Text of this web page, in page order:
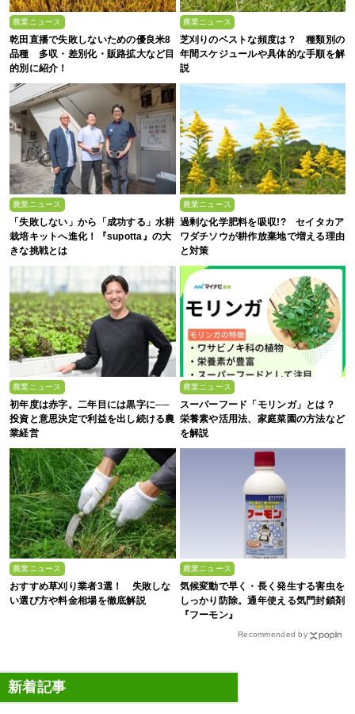
農業ニュース
乾田直播で失敗しないための優良米8
品種 多収・差別化・販路拡大など目
的別に紹介！
農業ニュース
芝刈りのベストな頻度は？ 種類別の
年間スケジュールや具体的な手順を解
説
農業ニュース
「失敗しない」から「成功する」水耕
栽培キットへ進化！『supotta』の大
きな挑戦とは
農業ニュース
過剰な化学肥料を吸収!? セイタカア
ワダチソウが耕作放棄地で増える理由
と対策
農業ニュース
初年度は赤字。二年目には黒字に──
投資と意思決定で利益を出し続ける農
業経営
農業ニュース
スーパーフード「モリンガ」とは？
栄養素や活用法、家庭菜園の方法など
を解説
農業ニュース
おすすめ草刈り業者3選！ 失敗しな
い選び方や料金相場を徹底解説
農業ニュース
気候変動で早く・長く発生する害虫を
しっかり防除。通年使える気門封鎖剤
『フーモン』
Recommended by
新着記事